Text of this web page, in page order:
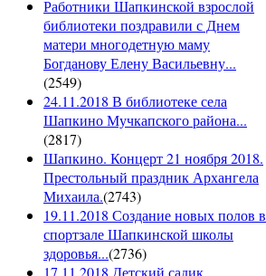
Работники Шапкинской взрослой
библиотеки поздравили с Днем
матери многодетную маму
Богданову Елену Васильевну...
(2549)
24.11.2018 В библиотеке села
Шапкино Мучкапского района...
(2817)
Шапкино. Концерт 21 ноября 2018.
Престольный праздник Архангела
Михаила.(2743)
19.11.2018 Создание новых полов в
спортзале Шапкинской школы
здоровья...(2736)
17.11.2018 Детский садик